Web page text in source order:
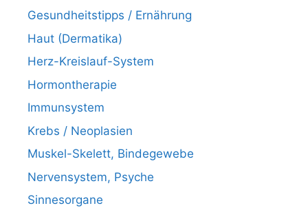
Gesundheitstipps / Ernährung
Haut (Dermatika)
Herz-Kreislauf-System
Hormontherapie
Immunsystem
Krebs / Neoplasien
Muskel-Skelett, Bindegewebe
Nervensystem, Psyche
Sinnesorgane